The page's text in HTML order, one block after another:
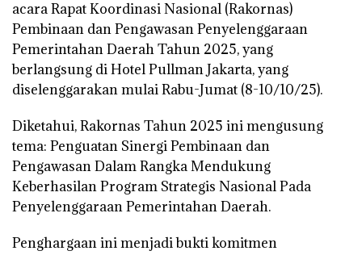
acara Rapat Koordinasi Nasional (Rakornas)
Pembinaan dan Pengawasan Penyelenggaraan
Pemerintahan Daerah Tahun 2025, yang
berlangsung di Hotel Pullman Jakarta, yang
diselenggarakan mulai Rabu-Jumat (8-10/10/25).
Diketahui, Rakornas Tahun 2025 ini mengusung
tema: Penguatan Sinergi Pembinaan dan
Pengawasan Dalam Rangka Mendukung
Keberhasilan Program Strategis Nasional Pada
Penyelenggaraan Pemerintahan Daerah.
Penghargaan ini menjadi bukti komitmen